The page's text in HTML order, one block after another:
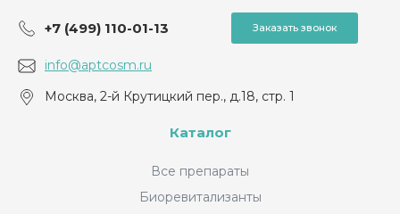
+7 (499) 110-01-13 Заказать звонок
info@aptcosm.ru
Москва, 2-й Крутицкий пер., д.18, стр. 1
Каталог
Все препараты
Биоревитализанты